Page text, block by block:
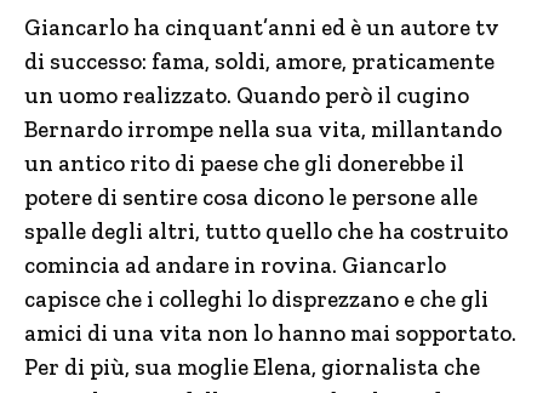
Giancarlo ha cinquant’anni ed è un autore tv
di successo: fama, soldi, amore, praticamente
un uomo realizzato. Quando però il cugino
Bernardo irrompe nella sua vita, millantando
un antico rito di paese che gli donerebbe il
potere di sentire cosa dicono le persone alle
spalle degli altri, tutto quello che ha costruito
comincia ad andare in rovina. Giancarlo
capisce che i colleghi lo disprezzano e che gli
amici di una vita non lo hanno mai sopportato.
Per di più, sua moglie Elena, giornalista che